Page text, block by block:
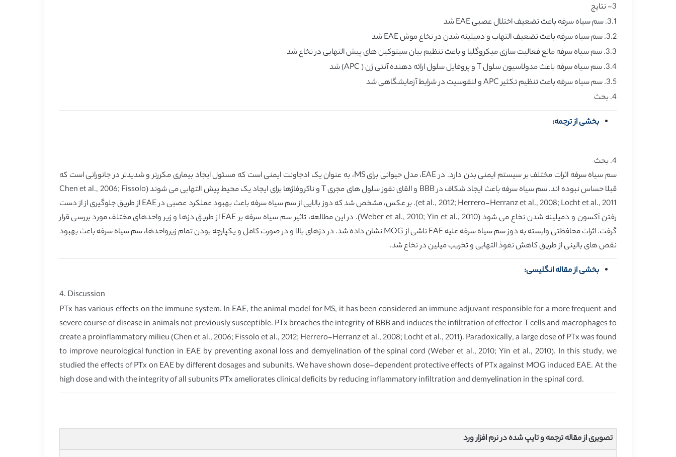
3- نتایج
3.1. سم سیاه سرفه باعث تضعیف اختلال عصبی EAE شد
3.2. سم سیاه سرفه باعث تضعیف التهاب و دمیلینه شدن در نخاع موش EAE شد
3.3. سم سیاه سرفه مانع فعالیت سازی میکروگلیا و باعث تنظیم بیان سیتوکین های پیش التهابی در نخاع شد
3.4. سم سیاه سرفه باعث مدولاسیون سلول T و پروفایل سلول ارائه دهنده آنتی ژن ( APC) شد
3.5. سم سیاه سرفه باعث تنظیم تکثیر APC و لنفوسیت در شرایط آزمایشگاهی شد
4. بحث
بخشی از ترجمه:
4. بحث
سم سیاه سرفه اثرات مختلف بر سیستم ایمنی بدن دارد. در EAE، مدل حیوانی برای MS، به عنوان یک ادجاونت ایمنی است که مسئول ایجاد بیماری مکررتر و شدیدتر در جانورانی است که
قبلا حساس نبوده اند. سم سیاه سرفه باعث ایجاد شکاف در BBB و القای نفوز سلول های مجری T و ناکروفاژها برای ایجاد یک محیط پیش التهابی می شوند (Chen et al., 2006; Fissolo
et al., 2012; Herrero-Herranz et al., 2008; Locht et al., 2011). بر عکس، مشخص شد که دوز بالایی از سم سیاه سرفه باعث بهبود عملکرد عصبی در EAE از طریق جلوگیری از از دست
رفتن آکسون و دمیلینه شدن نخاع می شود (Weber et al., 2010; Yin et al., 2010). در این مطالعه، تاثیر سم سیاه سرفه بر EAE از طریق دزها و زیر واحدهای مختلف مورد بررسی قرار
گرفت. اثرات محافظتی وابسته به دوز سم سیاه سرفه علیه EAE ناشی از MOG نشان داده شد. در دزهای بالا و در صورت کامل و یکپارچه بودن تمام زیرواحدها، سم سیاه سرفه باعث بهبود
نقص های بالینی از طریق کاهش نفوذ التهابی و تخریب میلین در نخاع شد.
بخشی از مقاله انگلیسی:
4. Discussion
PTx has various effects on the immune system. In EAE, the animal model for MS, it has been considered an immune adjuvant responsible for a more frequent and
severe course of disease in animals not previously susceptible. PTx breaches the integrity of BBB and induces the infiltration of effector T cells and macrophages to
create a proinflammatory milieu (Chen et al., 2006; Fissolo et al., 2012; Herrero-Herranz et al., 2008; Locht et al., 2011). Paradoxically, a large dose of PTx was found
to improve neurological function in EAE by preventing axonal loss and demyelination of the spinal cord (Weber et al., 2010; Yin et al., 2010). In this study, we
studied the effects of PTx on EAE by different dosages and subunits. We have shown dose-dependent protective effects of PTx against MOG induced EAE. At the
high dose and with the integrity of all subunits PTx ameliorates clinical deficits by reducing inflammatory infiltration and demyelination in the spinal cord.
تصویری از مقاله ترجمه و تایپ شده در نرم افزار ورد